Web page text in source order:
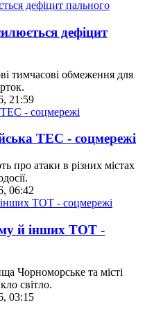
дефіцит
тимчасові обмеження для
21:59
ТЕС - соцмережі
про атаки в різних містах
06:42
й інших ТОТ -
Чорноморське та місті
світло.
03:15